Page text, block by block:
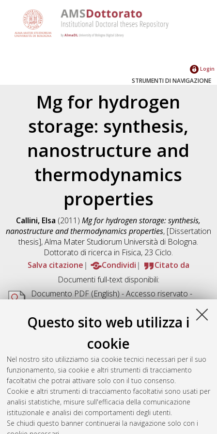
Questo sito web utilizza i
cookie
Nel nostro sito utilizziamo sia cookie tecnici necessari per il suo
funzionamento, sia cookie e altri strumenti di tracciamento
facoltativi che potrai attivare solo con il tuo consenso.
Cookie e altri strumenti di tracciamento facoltativi sono usati per
analisi statistiche, misure sull'efficacia della comunicazione
istituzionale e analisi dei comportamenti degli utenti.
Se chiudi questo banner continuerai la navigazione solo con i
Login
STRUMENTI DI NAVIGAZIONE
Mg for hydrogen
storage: synthesis,
nanostructure and
thermodynamics
properties
Callini, Elsa (2011)Mg for hydrogen storage: synthesis,
nanostructure and thermodynamics properties, [Dissertation
thesis], Alma Mater Studiorum Università di Bologna.
Dottorato di ricerca in Fisica, 23 Ciclo.
Salva citazione
Condividi
Citato da
Documenti full-text disponibili:
Documento PDF(English) - Accesso riservato -
Acrobat Reader
Download (2MB)
Abstract
Altri metadati
Gestione del documento: